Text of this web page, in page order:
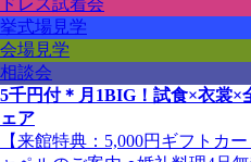
ドレス試着会
挙式場見学
会場見学
相談会
5千円付＊月1BIG！試食×衣裳×
ェア
【来館特典：5,000円ギフトカ